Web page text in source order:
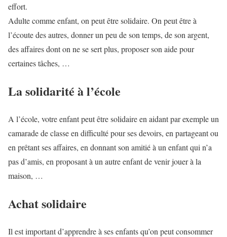
effort.
Adulte comme enfant, on peut être solidaire. On peut être à
l’écoute des autres, donner un peu de son temps, de son argent,
des affaires dont on ne se sert plus, proposer son aide pour
certaines tâches, …
La solidarité à l’école
A l’école, votre enfant peut être solidaire en aidant par exemple un
camarade de classe en difficulté pour ses devoirs, en partageant ou
en prêtant ses affaires, en donnant son amitié à un enfant qui n’a
pas d’amis, en proposant à un autre enfant de venir jouer à la
maison, …
Achat solidaire
Il est important d’apprendre à ses enfants qu’on peut consommer